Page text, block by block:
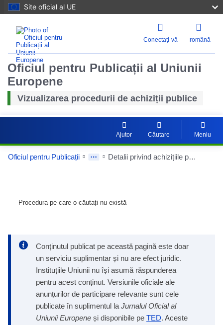
Site oficial al UE
Conectați-vă română
Oficiul pentru Publicații al Uniunii
Europene
Vizualizarea procedurii de achiziții publice
Ajutor Căutare Meniu
Oficiul pentru Publicații Detalii privind achizițiile publice
Procedura pe care o căutați nu există
Conținutul publicat pe această pagină este doar
un serviciu suplimentar și nu are efect juridic.
Instituțiile Uniunii nu își asumă răspunderea
pentru acest conținut. Versiunile oficiale ale
anunțurilor de participare relevante sunt cele
publicate în suplimentul la Jurnalul Oficial al
Uniunii Europene și disponibile pe TED. Aceste